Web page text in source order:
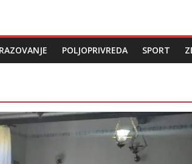
POLJOPRIVREDA SPORT